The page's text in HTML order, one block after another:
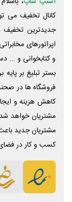
کانال تخفیف می
جدیدترین تخفیف
اپراتورهای
و کتابخوانی و ...
بستر تبلیغ بر
فروشگاه ها در
کاهش هزینه و
مشتریان خواهد
مشتریان جدید
کسب و کار در